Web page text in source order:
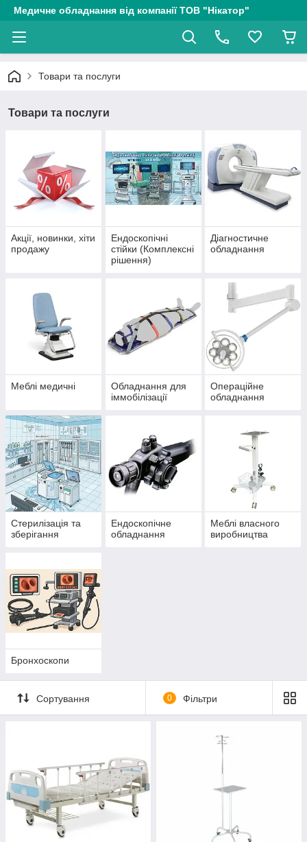
Медичне обладнання від компанії ТОВ "Нікатор"
Товари та послуги
Товари та послуги
Акції, новинки, хіти
продажу
Ендоскопічні
стійки (Комплексні
рішення)
Діагностичне
обладнання
Меблі медичні
Обладнання для
іммобілізації
Операційне
обладнання
Стерилізація та
зберігання
Ендоскопічне
обладнання
Меблі власного
виробництва
Бронхоскопи
Сортування 0 Фільтри